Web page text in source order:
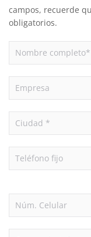
campos, recuerde
obligatorios.